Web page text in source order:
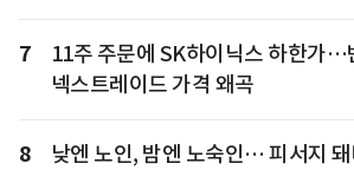
7
11주 주문에 SK하이닉스 하한가…
넥스트레이드 가격 왜곡
8 낮엔 노인, 밤엔 노숙인… 피서지